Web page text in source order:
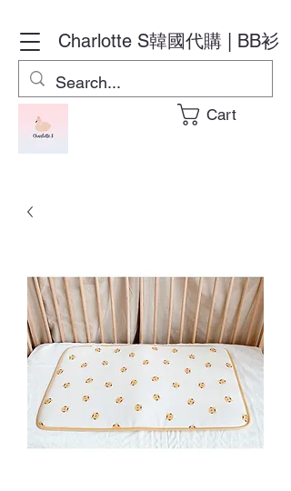
Charlotte S韓國代購 | BB衫
Cart